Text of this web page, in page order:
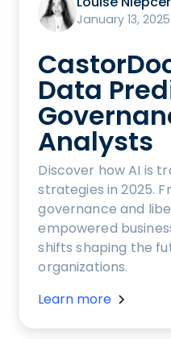
January 13, 2025
Data
Analysts
Discover how AI is
strategies in 2025.
governance and
empowered
shifts shaping the
organizations.
Learn more